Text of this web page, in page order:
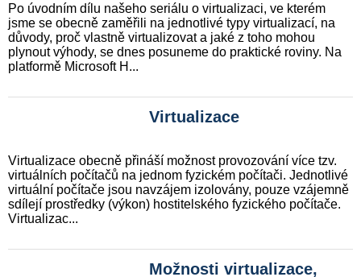
Po úvodním dílu našeho seriálu o virtualizaci, ve kterém
jsme se obecně zaměřili na jednotlivé typy virtualizací, na
důvody, proč vlastně virtualizovat a jaké z toho mohou
plynout výhody, se dnes posuneme do praktické roviny. Na
platformě Microsoft H...
Virtualizace
Virtualizace obecně přináší možnost provozování více tzv.
virtuálních počítačů na jednom fyzickém počítači. Jednotlivé
virtuální počítače jsou navzájem izolovány, pouze vzájemně
sdílejí prostředky (výkon) hostitelského fyzického počítače.
Virtualizac...
Možnosti virtualizace,